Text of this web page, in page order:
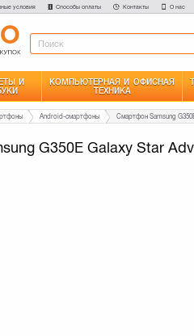
условия Способы оплаты Контакты О нас
И
КОМПЬЮТЕРНАЯ И ОФИСНАЯ
ТЕХНИКА
Android-смартфоны
G350E Galaxy Star